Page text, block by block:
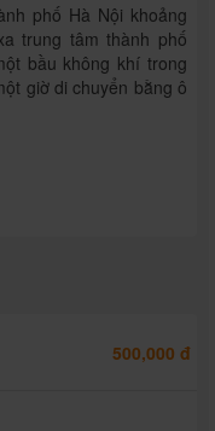
phố Hà Nội khoảng
trung tâm thành phố
bầu không khí trong
giờ di chuyển bằng ô
500,000 đ